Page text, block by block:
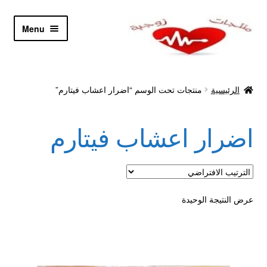
Skip
Skip
Menu
أدوية تكبير و تضخيم العضو
اتصل بنا
اتمام الطلب
اكسسوارات مثيره
الرئيسية منتجات تحت الوسم “اضرار اعشاب فيتارم”
اضرار اعشاب فيتارم
عرض النتيجة الوحيدة